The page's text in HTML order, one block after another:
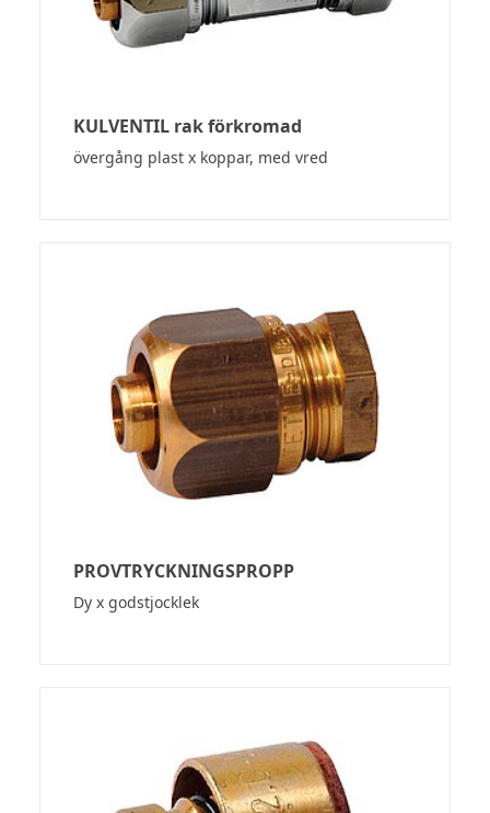
KULVENTIL rak förkromad
övergång plast x koppar, med vred
PROVTRYCKNINGSPROPP
Dy x godstjocklek